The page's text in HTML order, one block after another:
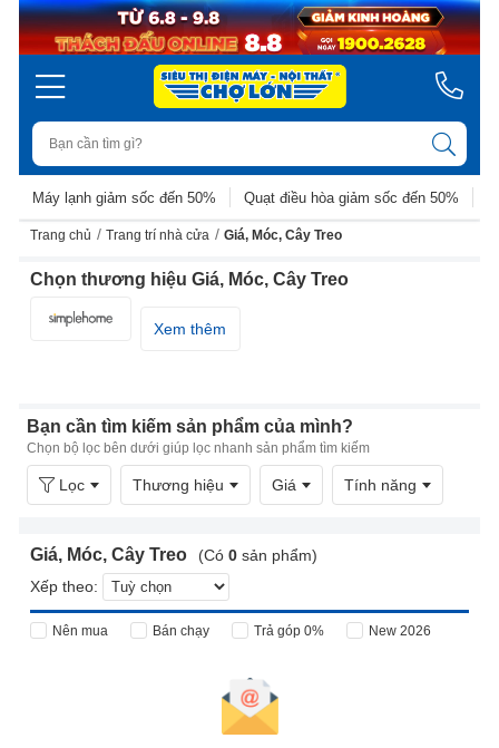
Máy lạnh giảm sốc đến 50% Quạt điều hòa giảm sốc đến 50%
Trang chủ / Trang trí nhà cửa / Giá, Móc, Cây Treo
Chọn thương hiệu Giá, Móc, Cây Treo
Xem thêm
Bạn cần tìm kiếm sản phẩm của mình?
Chọn bộ lọc bên dưới giúp lọc nhanh sản phẩm tìm kiếm
Lọc Thương hiệu Giá Tính năng
Giá, Móc, Cây Treo (Có 0 sản phẩm)
Xếp theo:
Nên mua Bán chạy Trả góp 0% New 2026